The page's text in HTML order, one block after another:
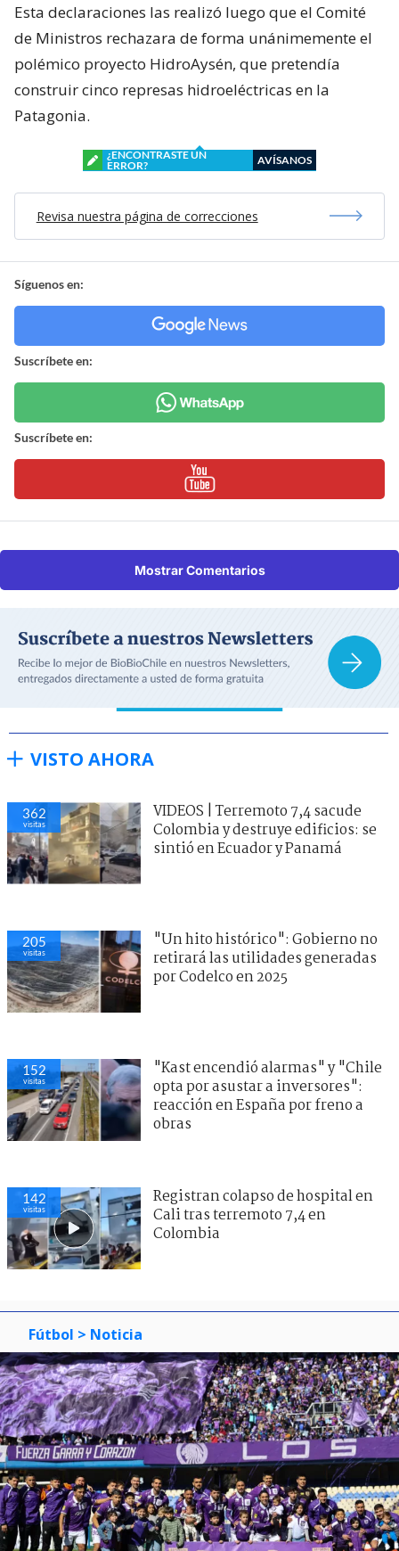
Esta declaraciones las realizó luego que el Comité
de Ministros rechazara de forma unánimemente el
polémico proyecto HidroAysén, que pretendía
construir cinco represas hidroeléctricas en la
Patagonia.
¿ENCONTRASTE UN
ERROR?
AVÍSANOS
Revisa nuestra página de correcciones
Síguenos en:
Suscríbete en:
Suscríbete en:
Mostrar Comentarios
VISTO AHORA
362
visitas
VIDEOS | Terremoto 7,4 sacude
Colombia y destruye edificios: se
sintió en Ecuador y Panamá
205
visitas
"Un hito histórico": Gobierno no
retirará las utilidades generadas
por Codelco en 2025
152
visitas
"Kast encendió alarmas" y "Chile
opta por asustar a inversores":
reacción en España por freno a
obras
142
visitas
Registran colapso de hospital en
Cali tras terremoto 7,4 en
Colombia
Fútbol > Noticia